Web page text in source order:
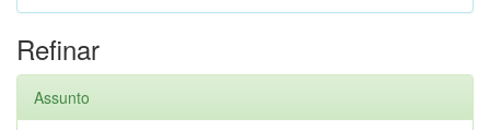
Refinar
Assunto